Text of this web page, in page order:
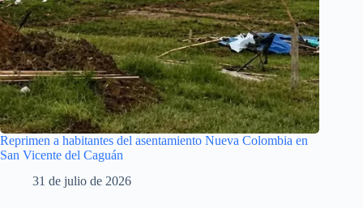
Reprimen a habitantes del asentamiento Nueva Colombia en
San Vicente del Caguán
31 de julio de 2026